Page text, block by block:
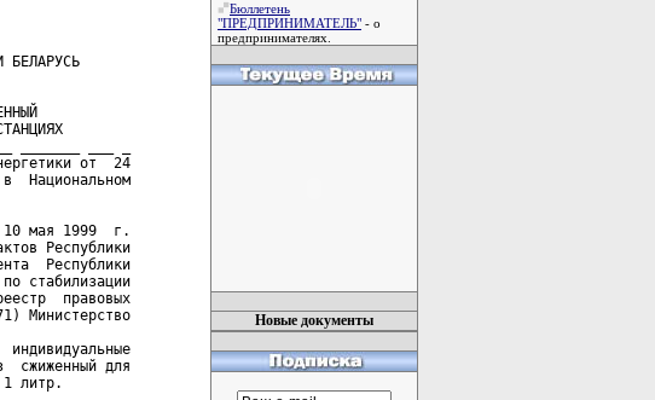
БЕЛАРУСЬ
от  24
Национальном
мая 1999  г.
Республики
Республики
стабилизации
правовых
Министерство
индивидуальные
сжиженный для
1 литр.
Бюллетень
"ПРЕДПРИНИМАТЕЛЬ" - о
предпринимателях.
Новые документы